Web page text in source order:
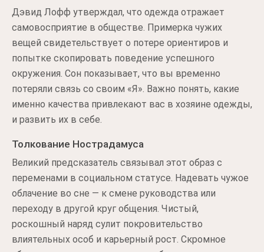
Дэвид Лофф утверждал, что одежда отражает
самовосприятие в обществе. Примерка чужих
вещей свидетельствует о потере ориентиров и
попытке скопировать поведение успешного
окружения. Сон показывает, что вы временно
потеряли связь со своим «Я». Важно понять, какие
именно качества привлекают вас в хозяине одежды,
и развить их в себе.
Толкование Нострадамуса
Великий предсказатель связывал этот образ с
переменами в социальном статусе. Надевать чужое
облачение во сне — к смене руководства или
переходу в другой круг общения. Чистый,
роскошный наряд сулит покровительство
влиятельных особ и карьерный рост. Скромное